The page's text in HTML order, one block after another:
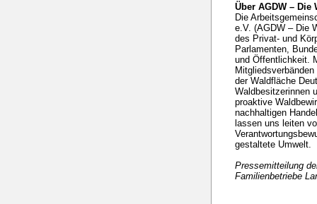
Über AGDW – Die
Die
e.V. (AGDW – Die
des Privat- und
Parlamenten,
und Öffentlichkeit.
der Waldfläche
Waldbesitzerinnen
proaktive
nachhaltigen
lassen uns leiten
gestaltete Umwelt.
Pressemitteilung
Familienbetriebe